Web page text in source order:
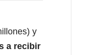
y
a recibir